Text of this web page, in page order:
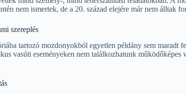
nem ismertek, de a 20. század elejére már nem álltak
szereplés
tartozó mozdonyokból egyetlen példány sem maradt
vasúti eseményeken nem találkozhatunk